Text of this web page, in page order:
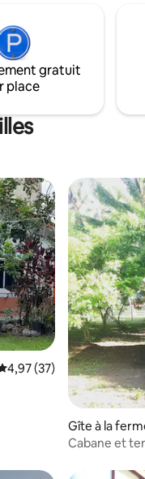
de
toute
conçus vous
partager des
moments
(Remarque :
avec
gratuit
place
moyenne sur la
4,97 (37)
Gîte à la
Cabane et